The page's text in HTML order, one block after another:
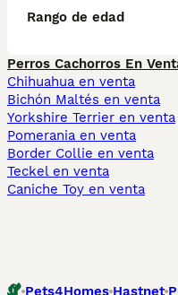
Rango de edad
Perros Cachorros En
Chihuahua en venta
Bichón Maltés en venta
Yorkshire Terrier en venta
Pomerania en venta
Border Collie en venta
Teckel en venta
Caniche Toy en venta
Pets4Homes Hastnet